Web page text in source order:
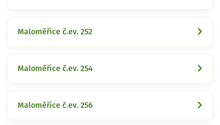
Maloměřice č.ev. 252
Maloměřice č.ev. 254
Maloměřice č.ev. 256